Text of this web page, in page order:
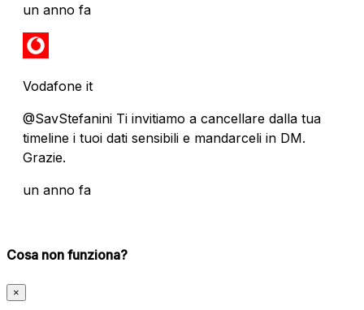
un anno fa
Vodafone it
@SavStefanini Ti invitiamo a cancellare dalla tua
timeline i tuoi dati sensibili e mandarceli in DM.
Grazie.
un anno fa
Cosa non funziona?
×